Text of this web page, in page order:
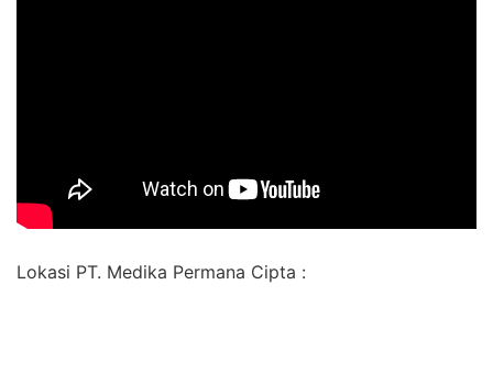
Lokasi PT. Medika Permana Cipta :